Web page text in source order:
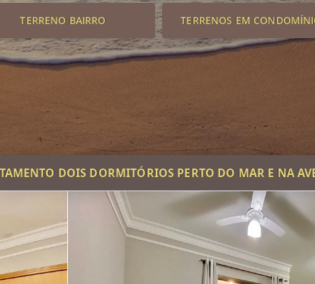
TERRENO BAIRRO TERRENOS EM
DOIS DORMITÓRIOS PERTO DO MAR E NA